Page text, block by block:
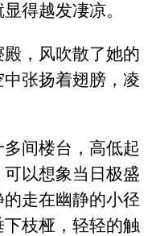
得越发凄凉。
，风吹散了她的
张扬着翅膀，凌
间楼台，高低起
以想象当日极盛
走在幽静的小径
枝桠，轻轻的触